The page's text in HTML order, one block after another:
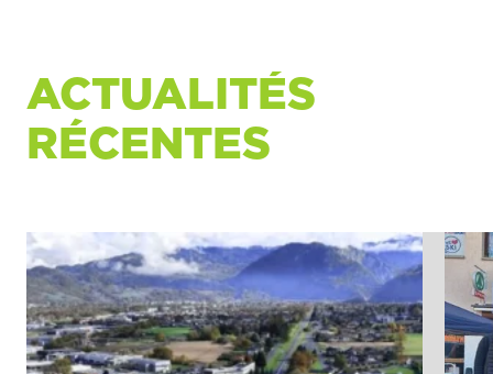
ACTUALITÉS
RÉCENTES